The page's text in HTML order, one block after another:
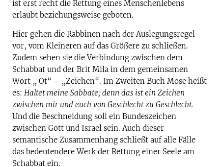
ist erst recht die Rettung eines Menschenlebens
erlaubt beziehungsweise geboten.
Hier gehen die Rabbinen nach der Auslegungsregel
vor, vom Kleineren auf das Größere zu schließen.
Zudem sehen sie die Verbindung zwischen dem
Schabbat und der Brit Mila in dem gemeinsamen
Wort „ Ot“ – „Zeichen“. Im Zweiten Buch Mose heißt
es: Haltet meine Sabbate; denn das ist ein Zeichen
zwischen mir und euch von Geschlecht zu Geschlecht.
Und die Beschneidung soll ein Bundeszeichen
zwischen Gott und Israel sein. Auch dieser
semantische Zusammenhang schließt auf alle Fälle
das bedeutendere Werk der Rettung einer Seele am
Schabbat ein.